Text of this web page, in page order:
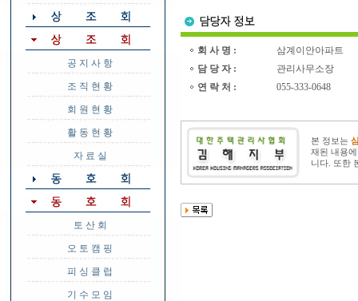
공 지 사 항
조 직 현 황
회 원 현 황
활 동 현 황
자 료 실
토 산 회
오 토 캠 핑
피 싱 클 럽
기 수 모 임
회 사 명 :
삼계이안아파트
담 당 자 :
관리사무소장
연 락 처 :
055-333-0648
본 정보는
재된 내용
니다. 또한